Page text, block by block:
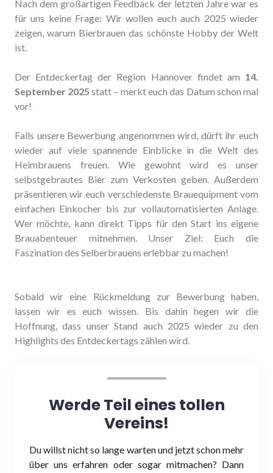
Nach dem großartigen Feedback der letzten Jahre war es
für uns keine Frage: Wir wollen euch auch 2025 wieder
zeigen, warum Bierbrauen das schönste Hobby der Welt
ist.
Der Entdeckertag der Region Hannover findet am 14.
September 2025 statt – merkt euch das Datum schon mal
vor!
Falls unsere Bewerbung angenommen wird, dürft ihr euch
wieder auf viele spannende Einblicke in die Welt des
Heimbrauens freuen. Wie gewohnt wird es unser
selbstgebrautes Bier zum Verkosten geben. Außerdem
präsentieren wir euch verschiedenste Brauequipment vom
einfachen Einkocher bis zur vollautomatisierten Anlage.
Wer möchte, kann direkt Tipps für den Start ins eigene
Brauabenteuer mitnehmen. Unser Ziel: Euch die
Faszination des Selberbrauens erlebbar zu machen!
Sobald wir eine Rückmeldung zur Bewerbung haben,
lassen wir es euch wissen. Bis dahin hegen wir die
Hoffnung, dass unser Stand auch 2025 wieder zu den
Highlights des Entdeckertags zählen wird.
Werde Teil eines tollen
Vereins!
Du willst nicht so lange warten und jetzt schon mehr
über uns erfahren oder sogar mitmachen? Dann